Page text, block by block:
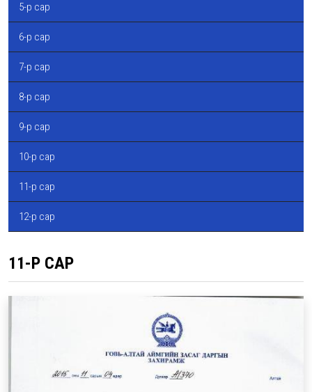
5-р сар
6-р сар
7-р сар
8-р сар
9-р сар
10-р сар
11-р сар
12-р сар
11-Р САР